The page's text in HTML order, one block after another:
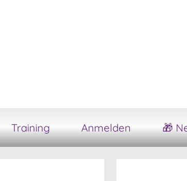
Training Anmelden 🎁